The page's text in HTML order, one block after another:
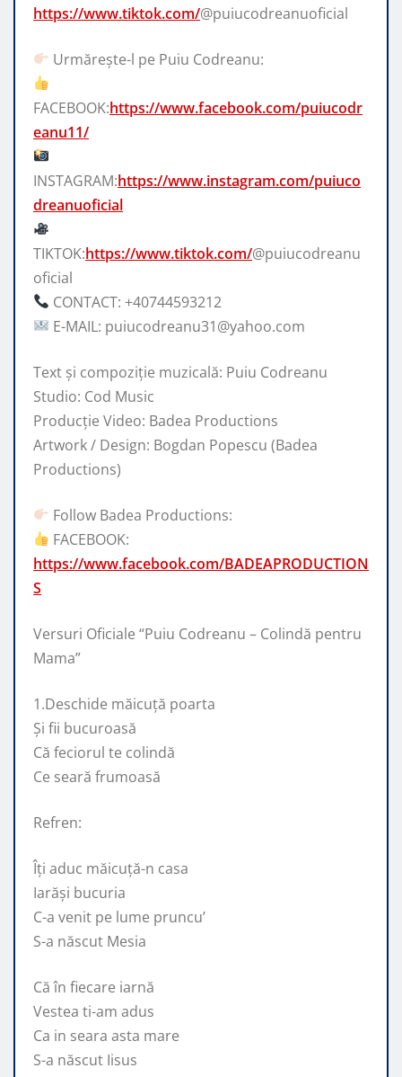
https://www.tiktok.com/@puiucodreanuoficial
Urmărește-l pe Puiu Codreanu:
FACEBOOK:https://www.facebook.com/puiucodr
eanu11/
INSTAGRAM:https://www.instagram.com/puiuco
dreanuoficial
TIKTOK:https://www.tiktok.com/@puiucodreanu
oficial
CONTACT: +40744593212
E-MAIL: puiucodreanu31@yahoo.com
Text și compoziție muzicală: Puiu Codreanu
Studio: Cod Music
Producție Video: Badea Productions
Artwork / Design: Bogdan Popescu (Badea
Productions)
Follow Badea Productions:
FACEBOOK:
https://www.facebook.com/BADEAPRODUCTION
S
Versuri Oficiale “Puiu Codreanu – Colindă pentru
Mama”
1.Deschide măicuță poarta
Și fii bucuroasă
Că feciorul te colindă
Ce seară frumoasă
Refren:
Îți aduc măicuță-n casa
Iarăși bucuria
C-a venit pe lume pruncu’
S-a născut Mesia
Că în fiecare iarnă
Vestea ti-am adus
Ca in seara asta mare
S-a născut Iisus